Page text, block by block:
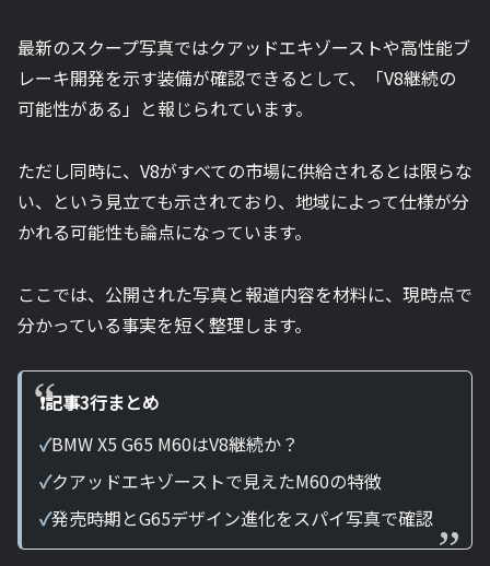
最新のスクープ写真ではクアッドエキゾーストや高性能ブ
レーキ開発を示す装備が確認できるとして、「V8継続の
可能性がある」と報じられています。
ただし同時に、V8がすべての市場に供給されるとは限らな
い、という見立ても示されており、地域によって仕様が分
かれる可能性も論点になっています。
ここでは、公開された写真と報道内容を材料に、現時点で
分かっている事実を短く整理します。
❗️記事3行まとめ
✓BMW X5 G65 M60はV8継続か？
✓クアッドエキゾーストで見えたM60の特徴
✓発売時期とG65デザイン進化をスパイ写真で確認